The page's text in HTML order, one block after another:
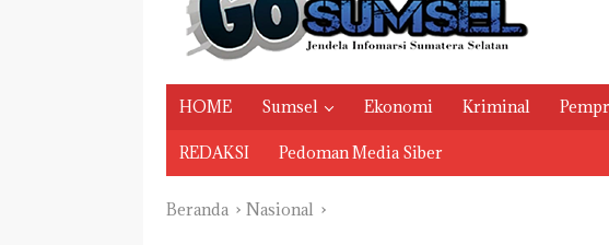
HOME Sumsel Ekonomi Kriminal
REDAKSI Pedoman Media Siber
Beranda Nasional